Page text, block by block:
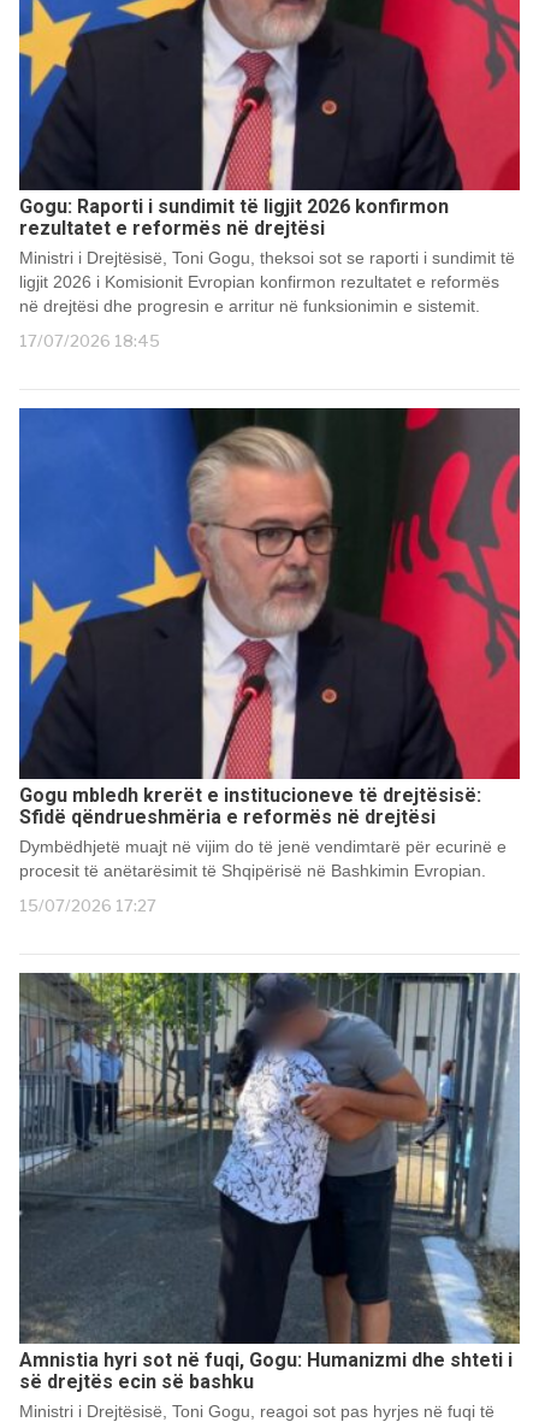
Gogu: Raporti i sundimit të ligjit 2026 konfirmon
rezultatet e reformës në drejtësi
Ministri i Drejtësisë, Toni Gogu, theksoi sot se raporti i sundimit të
ligjit 2026 i Komisionit Evropian konfirmon rezultatet e reformës
në drejtësi dhe progresin e arritur në funksionimin e sistemit.
17/07/2026 18:45
Gogu mbledh krerët e institucioneve të drejtësisë:
Sfidë qëndrueshmëria e reformës në drejtësi
Dymbëdhjetë muajt në vijim do të jenë vendimtarë për ecurinë e
procesit të anëtarësimit të Shqipërisë në Bashkimin Evropian.
15/07/2026 17:27
Amnistia hyri sot në fuqi, Gogu: Humanizmi dhe shteti i
së drejtës ecin së bashku
Ministri i Drejtësisë, Toni Gogu, reagoi sot pas hyrjes në fuqi të